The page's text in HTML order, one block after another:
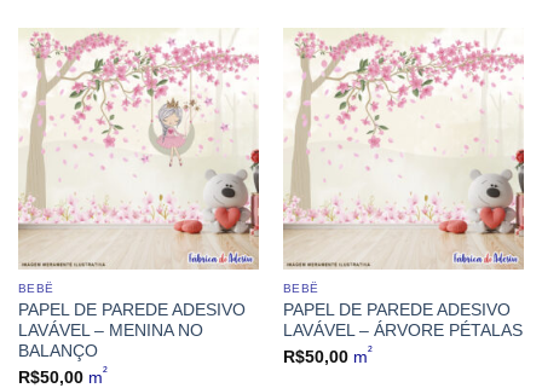
BEBÊ
PAPEL DE PAREDE ADESIVO
LAVÁVEL – MENINA NO
BALANÇO
R$50,00m²
BEBÊ
PAPEL DE PAREDE ADESIVO
LAVÁVEL – ÁRVORE PÉTALAS
R$50,00m²